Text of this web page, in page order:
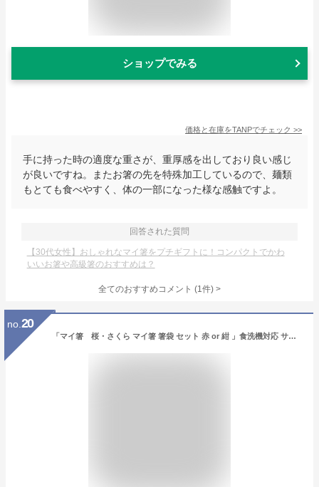
ショップでみる
価格と在庫をTANPでチェック >>
手に持った時の適度な重さが、重厚感を出しており良い感じ
が良いですね。またお箸の先を特殊加工しているので、麺類
もとても食べやすく、体の一部になった様な感触ですよ。
回答された質問
【30代女性】おしゃれなマイ箸をプチギフトに！コンパクトでかわ
いいお箸や高級箸のおすすめは？
全てのおすすめコメント (1件) >
no. 20
「マイ箸 桜・さくら マイ箸 箸袋 セット 赤 or 紺 」食洗機対応 サクラ 桜柄 桜模様 日本製 国産 大人用 若狭塗り箸 ギフト 結婚記念日 お誕生日 プレゼント 初任給 定年 退職 祝い 記念品